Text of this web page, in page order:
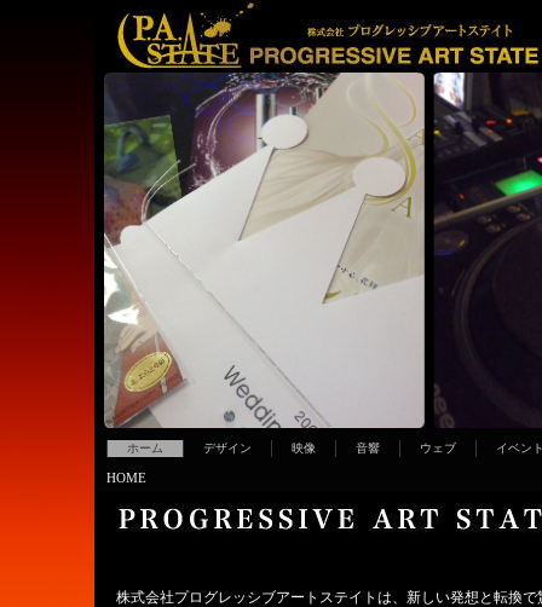
ホーム デザイン 映像 音響 ウェブ イベン
HOME
株式会社プログレッシブアートステイトは、新しい発想と転換